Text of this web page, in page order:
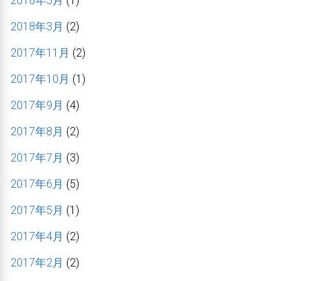
2018年3月 (2)
2017年11月 (2)
2017年10月 (1)
2017年9月 (4)
2017年8月 (2)
2017年7月 (3)
2017年6月 (5)
2017年5月 (1)
2017年4月 (2)
2017年2月 (2)